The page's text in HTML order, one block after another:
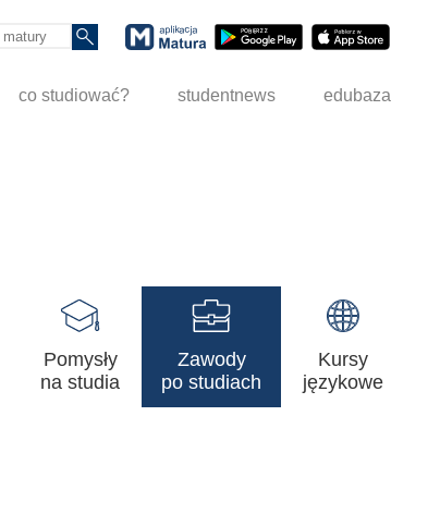
co studiować? studentnews edubaza
Pomysły
na studia
Zawody
po studiach
Kursy
językowe